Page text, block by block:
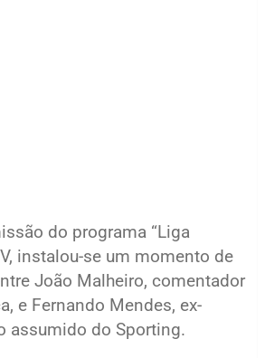
do programa “Liga
instalou-se um momento de
João Malheiro, comentador
e Fernando Mendes, ex-
assumido do Sporting.